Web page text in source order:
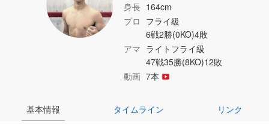
身長 164cm
プロ フライ級
6戦2勝(0KO)4敗
アマ ライトフライ級
47戦35勝(8KO)12敗
動画 7本
基本情報 タイムライン リンク